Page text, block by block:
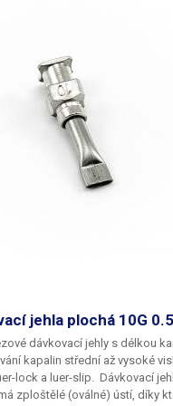
jehla plochá 10G
dávkovací jehly s délkou
kapalin střední až vysoké
lock a luer-slip. Dávkovací jehla je celokovová
zploštělé (oválné) ústí, díky